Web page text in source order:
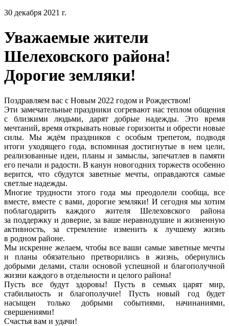
30 декабря 2021 г.
Уважаемые жители
Шелеховского района!
Дорогие земляки!
Поздравляем вас с Новым 2022 годом и Рождеством!
Эти замечательные праздники согревают нас теплом общения
с близкими людьми, дарят добрые надежды. Это время
мечтаний, время открывать новые горизонты и обрести новые
силы. Мы ждём праздников с особым трепетом, подводя
итоги уходящего года, вспоминая достигнутые в нем цели,
реализованные идеи, планы и замыслы, запечатлев в памяти
его печали и радости. В канун новогодних торжеств особенно
верится, что сбудутся заветные мечты, оправдаются самые
светлые надежды.
Многие трудности этого года мы преодолели сообща, все
вместе, вместе с вами, дорогие земляки! И сегодня мы хотим
поблагодарить каждого жителя Шелеховского района
за поддержку и доверие, за ваше неравнодушие и жизненную
активность, за стремление изменить к лучшему жизнь
в родном районе.
Мы искренне желаем, чтобы все ваши самые заветные мечты
и планы обязательно претворились в жизнь, обернулись
добрыми делами, стали основой успешной и благополучной
жизни каждого в отдельности и целого района!
Пусть все будут здоровы! Пусть в семьях царят мир,
стабильность и благополучие! Пусть новый год будет
насыщен только добрыми событиями, начинаниями,
свершениями!
Счастья вам и удачи!